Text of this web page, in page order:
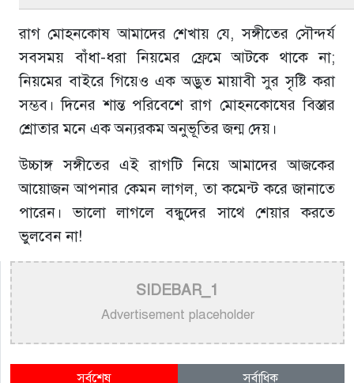
রাগ মোহনকোষ আমাদের শেখায় যে, সঙ্গীতের সৌন্দর্য
সবসময় বাঁধা-ধরা নিয়মের ফ্রেমে আটকে থাকে না;
নিয়মের বাইরে গিয়েও এক অদ্ভুত মায়াবী সুর সৃষ্টি করা
সম্ভব। দিনের শান্ত পরিবেশে রাগ মোহনকোষের বিস্তার
শ্রোতার মনে এক অন্যরকম অনুভূতির জন্ম দেয়।
উচ্চাঙ্গ সঙ্গীতের এই রাগটি নিয়ে আমাদের আজকের
আয়োজন আপনার কেমন লাগল, তা কমেন্ট করে জানাতে
পারেন। ভালো লাগলে বন্ধুদের সাথে শেয়ার করতে
ভুলবেন না!
SIDEBAR_1
Advertisement placeholder
সর্বশেষ সর্বাধিক